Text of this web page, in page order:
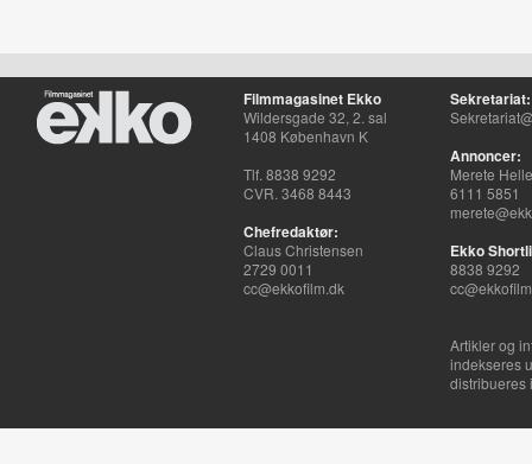
Filmmagasinet Ekko
Wildersgade 32, 2. sal
1408 København K
Tlf. 8838 9292
CVR. 3468 8443
Chefredaktør:
Claus Christensen
2729 0011
cc@ekkofilm.dk
Sekretariat:
Annoncer:
Merete
6111 5851
Ekko
8838 9292
Artikler og
indekseres
distribueres